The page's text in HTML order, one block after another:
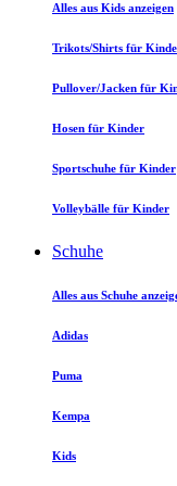
Alles aus Kids anzeigen
Trikots/Shirts für
Pullover/Jacken für
Hosen für Kinder
Sportschuhe für Kinder
Volleybälle für Kinder
Schuhe
Alles aus Schuhe
Adidas
Puma
Kempa
Kids